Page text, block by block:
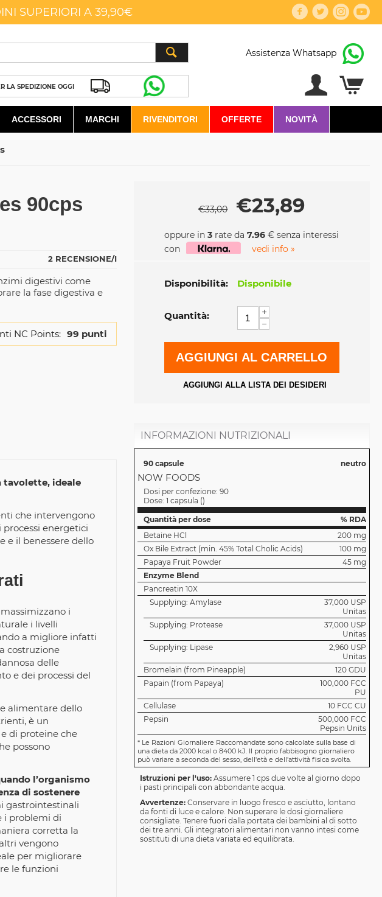
SUPERIORI A 39,90€
LA SPEDIZIONE OGGI
Assistenza Whatsapp
ACCESSORI MARCHI RIVENDITORI OFFERTE NOVITÀ
90cps
2 RECENSIONE/I
digestivi come
la fase digestiva e
NC Points: 99 punti
€33,00 €23,89
oppure in 3rate da 7.96€ senza interessi
con
vedi info »
Disponibilità: Disponibile
Quantità:
+
−
AGGIUNGI AL CARRELLO
AGGIUNGI ALLA LISTA DEI DESIDERI
tavolette, ideale
che intervengono
energetici
e il benessere dello
i
i livelli
a migliore infatti
costruzione
delle
e dei processi del
alimentare dello
è un
di proteine che
possono
l’organismo
di sostenere
gastrointestinali
i problemi di
corretta la
vengono
per migliorare
le funzioni
INFORMAZIONI NUTRIZIONALI
90 capsule neutro
NOW FOODS
Dosi per confezione: 90
Dose: 1 capsula ()
Quantità per dose
% RDA
Betaine HCl
200 mg
Ox Bile Extract (min. 45% Total Cholic Acids)
100 mg
Papaya Fruit Powder
45 mg
Enzyme Blend
Pancreatin 10X
Supplying: Amylase
37,000 USP
Unitas
Supplying: Protease
37,000 USP
Unitas
Supplying: Lipase
2,960 USP
Unitas
Bromelain (from Pineapple)
120 GDU
Papain (from Papaya)
100,000 FCC
PU
Cellulase
10 FCC CU
Pepsin
500,000 FCC
Pepsin Units
*Le Razioni Giornaliere Raccomandate sono calcolate sulla base di
una dieta da 2000 kcal o 8400 kJ. Il proprio fabbisogno giornaliero
può variare a seconda del sesso, dell'età e dell'attività fisica svolta.
Istruzioni per l'uso: Assumere 1 cps due volte al giorno dopo
i pasti principali con abbondante acqua.
Avvertenze: Conservare in luogo fresco e asciutto, lontano
da fonti di luce e calore. Non superare le dosi giornaliere
consigliate. Tenere fuori dalla portata dei bambini al di sotto
dei tre anni. Gli integratori alimentari non vanno intesi come
sostituti di una dieta variata ed equilibrata.